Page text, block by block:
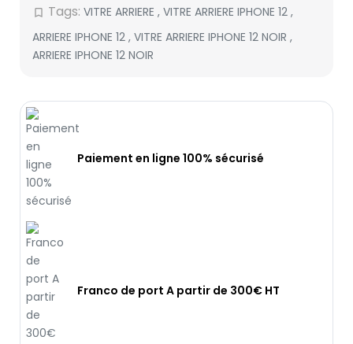
bookmark_border Tags: VITRE ARRIERE , VITRE ARRIERE IPHONE 12 ,
ARRIERE IPHONE 12 , VITRE ARRIERE IPHONE 12 NOIR ,
ARRIERE IPHONE 12 NOIR
Paiement en ligne 100% sécurisé
Franco de port A partir de 300€ HT